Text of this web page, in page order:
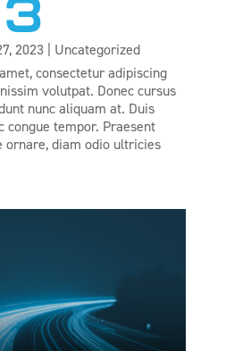
2023| Uncategorized
consectetur adipiscing
volutpat. Donec cursus
nunc aliquam at. Duis
tempor. Praesent
ornare, diam odio ultricies